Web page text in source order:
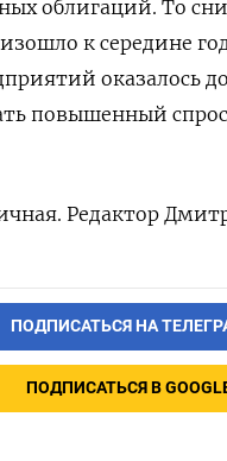
облигаций. То
к середине
оказалось
повышенный
Редактор
ПОДПИСАТЬСЯ НА
ПОДПИСАТЬСЯ В